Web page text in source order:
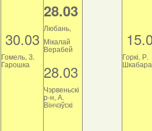
30.03
Гомель, З.
Гарошка
28.03
Любань,
Мікалай
Верабей
28.03
Чэрвеньскі
р-н, А.
Вінчэўскі
Горкі, Р.
Шкабара